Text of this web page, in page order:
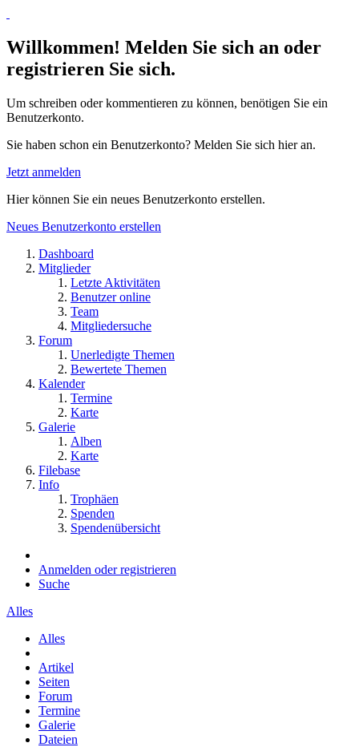
Willkommen! Melden Sie sich an oder
registrieren Sie sich.
Um schreiben oder kommentieren zu können, benötigen Sie ein
Benutzerkonto.
Sie haben schon ein Benutzerkonto? Melden Sie sich hier an.
Jetzt anmelden
Hier können Sie ein neues Benutzerkonto erstellen.
Neues Benutzerkonto erstellen
Dashboard
Mitglieder
Letzte Aktivitäten
Benutzer online
Team
Mitgliedersuche
Forum
Unerledigte Themen
Bewertete Themen
Kalender
Termine
Karte
Galerie
Alben
Karte
Filebase
Info
Trophäen
Spenden
Spendenübersicht
Anmelden oder registrieren
Suche
Alles
Alles
Artikel
Seiten
Forum
Termine
Galerie
Dateien